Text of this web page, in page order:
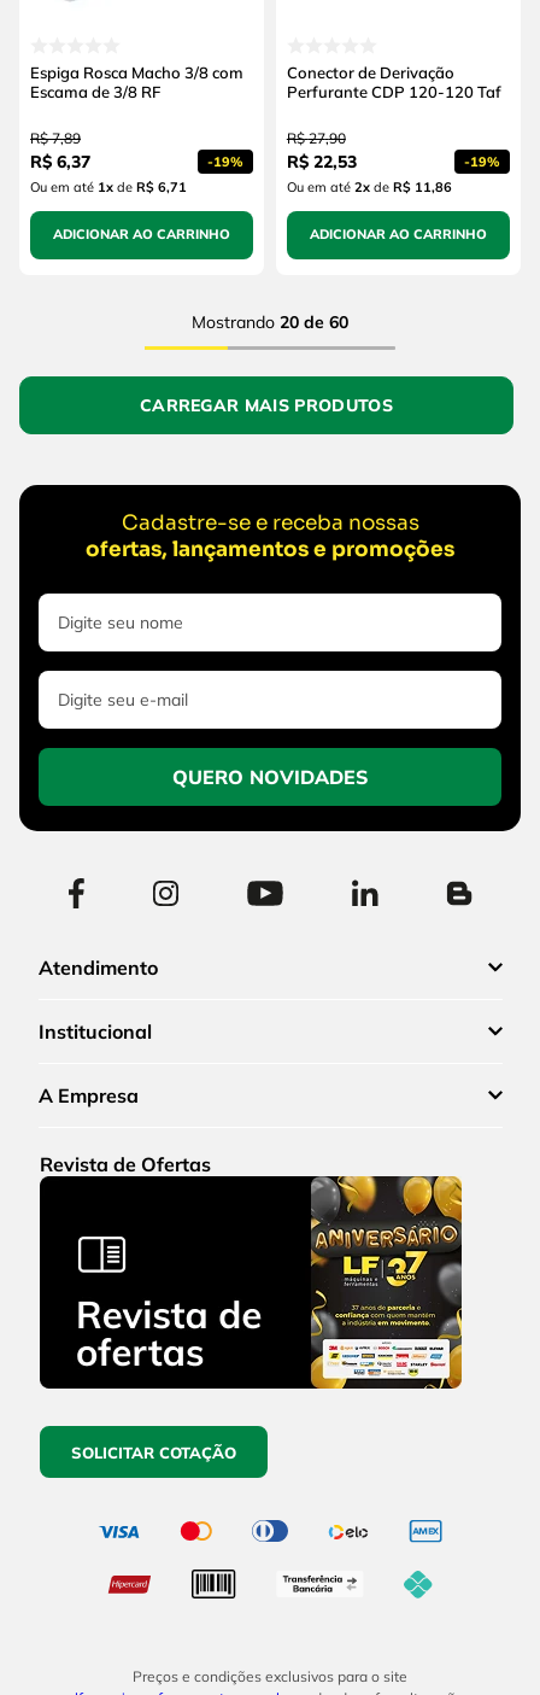
Espiga Rosca Macho 3/8 com
Escama de 3/8 RF
R$ 7,89
R$ 6,37 -19%
Ou em até 1xde R$ 6,71
ADICIONAR AO CARRINHO
Conector de Derivação
Perfurante CDP 120-120 Taf
R$ 27,90
R$ 22,53 -19%
Ou em até 2xde R$ 11,86
ADICIONAR AO CARRINHO
Mostrando 20 de 60
Cadastre-se e receba nossas
ofertas, lançamentos e promoções
QUERO NOVIDADES
Atendimento
Institucional
A Empresa
Revista de Ofertas
SOLICITAR COTAÇÃO
Preços e condições exclusivos para o site